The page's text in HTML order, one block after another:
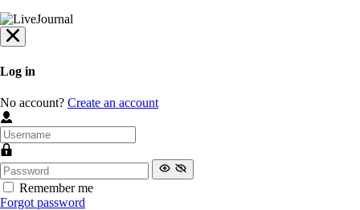
Log in
No account? Create an account
Remember me
Forgot password